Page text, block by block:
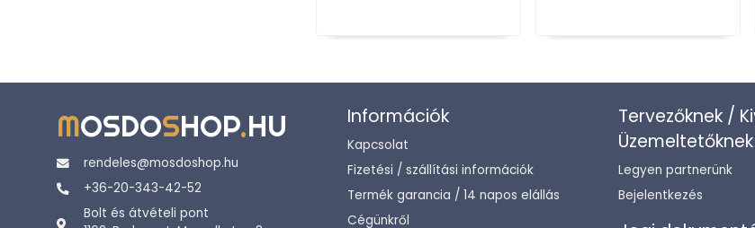
MOSDOSHOP.HU
rendeles@mosdoshop.hu
+36-20-343-42-52
Bolt és átvételi pont
Információk
Kapcsolat
Fizetési / szállítási információk
Termék garancia / 14 napos elállás
Cégünkről
Tervezőknek /
Üzemeltetőknek
Legyen partnerünk
Bejelentkezés